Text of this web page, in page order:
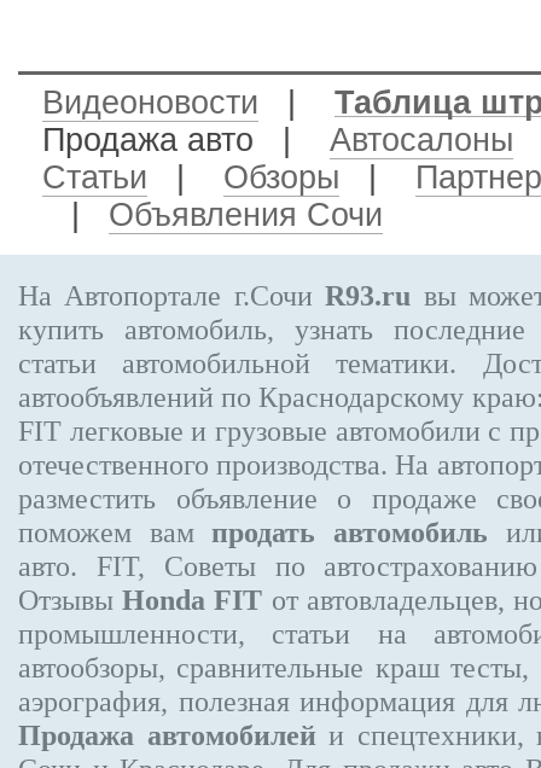
Видеоновости
Таблица
Продажа авто
Автосалоны
Статьи
Обзоры
Объявления Сочи
На Автопортале г.СочиR93.ru вы
купить автомобиль, узнать
статьи автомобильной тематики.
автообъявлений по Краснодарскому
FIT легковые и грузовые автомобили с
отечественного производства. На
разместить объявление о продаже
поможем вампродать автомобиль
авто. FIT, Советы по
ОтзывыHonda FIT от автовладельцев,
промышленности, статьи на
автообзоры, сравнительные краш
аэрография, полезная информация для
Продажа автомобилей и спецтехники,